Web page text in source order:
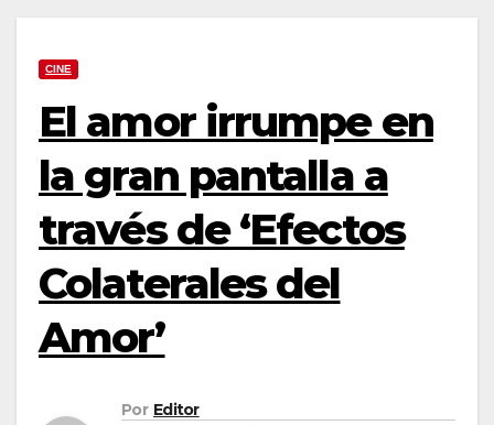
CINE
El amor irrumpe en
la gran pantalla a
través de ‘Efectos
Colaterales del
Amor’
Por Editor